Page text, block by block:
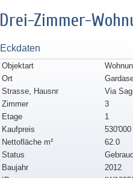
Drei-Zimmer-
Eckdaten
Objektart
Ort
Strasse, Hausnr
Via
Zimmer
3
Etage
1
Kaufpreis
530'000
Nettofläche m²
62.0
Status
Baujahr
2012